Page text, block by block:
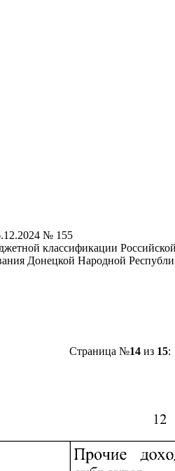
№ 155
классификации
Донецкой Народной
Страница №14из 15: